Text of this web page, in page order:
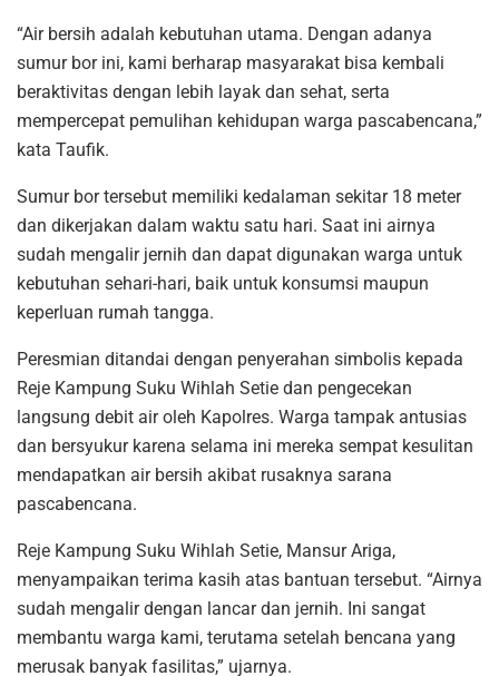
“Air bersih adalah kebutuhan utama. Dengan adanya
sumur bor ini, kami berharap masyarakat bisa kembali
beraktivitas dengan lebih layak dan sehat, serta
mempercepat pemulihan kehidupan warga pascabencana,”
kata Taufik.
Sumur bor tersebut memiliki kedalaman sekitar 18 meter
dan dikerjakan dalam waktu satu hari. Saat ini airnya
sudah mengalir jernih dan dapat digunakan warga untuk
kebutuhan sehari-hari, baik untuk konsumsi maupun
keperluan rumah tangga.
Peresmian ditandai dengan penyerahan simbolis kepada
Reje Kampung Suku Wihlah Setie dan pengecekan
langsung debit air oleh Kapolres. Warga tampak antusias
dan bersyukur karena selama ini mereka sempat kesulitan
mendapatkan air bersih akibat rusaknya sarana
pascabencana.
Reje Kampung Suku Wihlah Setie, Mansur Ariga,
menyampaikan terima kasih atas bantuan tersebut. “Airnya
sudah mengalir dengan lancar dan jernih. Ini sangat
membantu warga kami, terutama setelah bencana yang
merusak banyak fasilitas,” ujarnya.